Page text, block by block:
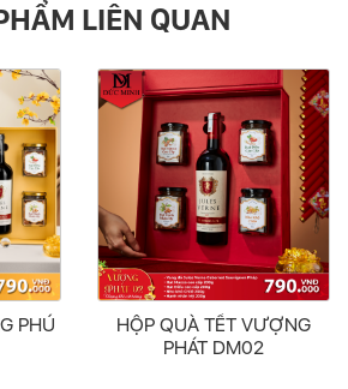
LIÊN QUAN
PHÚ
HỘP QUÀ TẾT VƯỢNG
PHÁT DM02